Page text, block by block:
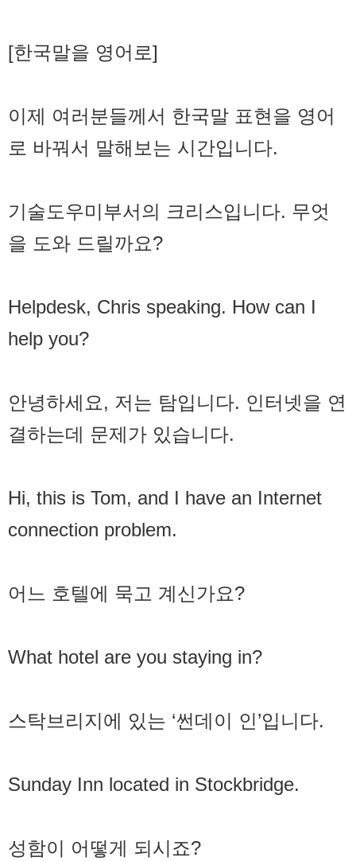
[한국말을 영어로]
이제 여러분들께서 한국말 표현을 영어
로 바꿔서 말해보는 시간입니다.
기술도우미부서의 크리스입니다. 무엇
을 도와 드릴까요?
Helpdesk, Chris speaking. How can I
help you?
안녕하세요, 저는 탐입니다. 인터넷을 연
결하는데 문제가 있습니다.
Hi, this is Tom, and I have an Internet
connection problem.
어느 호텔에 묵고 계신가요?
What hotel are you staying in?
스탁브리지에 있는 ‘썬데이 인’입니다.
Sunday Inn located in Stockbridge.
성함이 어떻게 되시죠?